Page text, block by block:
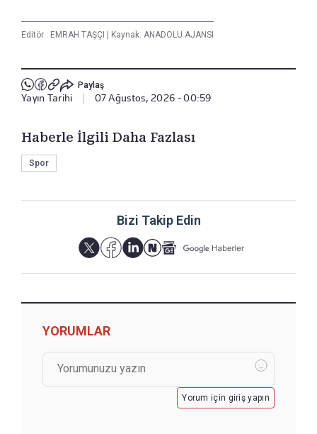
Editör : EMRAH TAŞÇI | Kaynak: ANADOLU AJANSI
Paylaş
Yayın Tarihi 07 Ağustos, 2026 - 00:59
Haberle İlgili Daha Fazlası
Spor
Bizi Takip Edin
YORUMLAR
Yorum için giriş yapın